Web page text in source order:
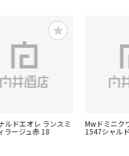
ルドエオレ ランスミ
ラージュ赤 18
Mwドミニク
1547シャル